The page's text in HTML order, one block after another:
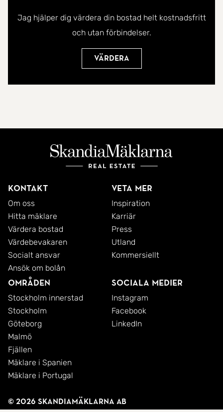
Välkomna att boka in er på visning!
Jag hjälper dig värdera din bostad helt kostnadsfritt
och utan förbindelser.
Värdera
Kontakt
Om oss
Hitta mäklare
Värdera bostad
Värdebevakaren
Socialt ansvar
Ansök om bolån
Veta mer
Inspiration
Karriär
Press
Utland
Kommersiellt
Områden
Stockholm innerstad
Stockholm
Göteborg
Malmö
Fjällen
Mäklare i Spanien
Mäklare i Portugal
Sociala medier
Instagram
Facebook
LinkedIn
© 2026 SkandiaMäklarna AB